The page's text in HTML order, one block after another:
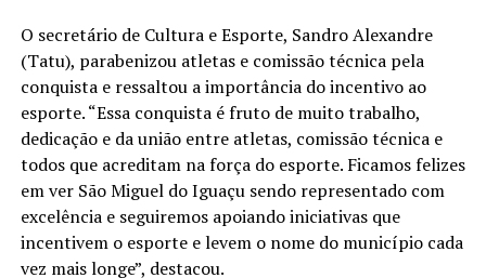
O secretário de Cultura e Esporte, Sandro Alexandre
(Tatu), parabenizou atletas e comissão técnica pela
conquista e ressaltou a importância do incentivo ao
esporte. “Essa conquista é fruto de muito trabalho,
dedicação e da união entre atletas, comissão técnica e
todos que acreditam na força do esporte. Ficamos felizes
em ver São Miguel do Iguaçu sendo representado com
excelência e seguiremos apoiando iniciativas que
incentivem o esporte e levem o nome do município cada
vez mais longe”, destacou.